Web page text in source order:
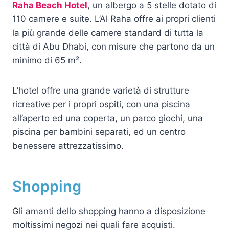
Raha Beach Hotel, un albergo a 5 stelle dotato di
110 camere e suite. L’Al Raha offre ai propri clienti
la più grande delle camere standard di tutta la
città di Abu Dhabi, con misure che partono da un
minimo di 65 m².
L’hotel offre una grande varietà di strutture
ricreative per i propri ospiti, con una piscina
all’aperto ed una coperta, un parco giochi, una
piscina per bambini separati, ed un centro
benessere attrezzatissimo.
Shopping
Gli amanti dello shopping hanno a disposizione
moltissimi negozi nei quali fare acquisti.